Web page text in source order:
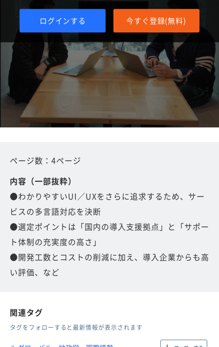
ログインする 今すぐ登録(無料)
ページ数：4ページ
内容（一部抜粋）
●わかりやすいUI／UXをさらに追求するため、サー
ビスの多言語対応を決断
●選定ポイントは「国内の導入支援拠点」と「サポー
ト体制の充実度の高さ」
●開発工数とコストの削減に加え、導入企業からも高
い評価、など
関連タグ
タグをフォローすると最新情報が表示されます